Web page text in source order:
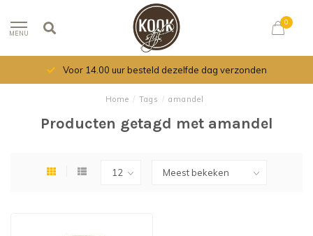
MENU
0
Voor 14.00 uur besteld dezelfde dag verzonden
Home / Tags / amandel
Producten getagd met amandel